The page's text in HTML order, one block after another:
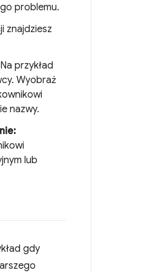
problemu.
znajdziesz
przykład
Wyobraź
nazwy.
lub
gdy